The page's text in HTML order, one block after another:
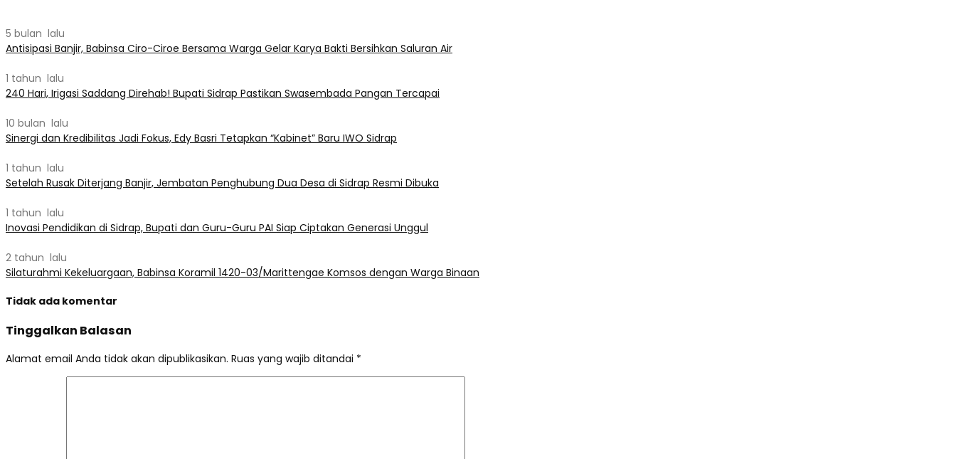
5 bulan lalu
Antisipasi Banjir, Babinsa Ciro-Ciroe Bersama Warga Gelar Karya Bakti Bersihkan Saluran Air
1 tahun lalu
240 Hari, Irigasi Saddang Direhab! Bupati Sidrap Pastikan Swasembada Pangan Tercapai
10 bulan lalu
Sinergi dan Kredibilitas Jadi Fokus, Edy Basri Tetapkan “Kabinet” Baru IWO Sidrap
1 tahun lalu
Setelah Rusak Diterjang Banjir, Jembatan Penghubung Dua Desa di Sidrap Resmi Dibuka
1 tahun lalu
Inovasi Pendidikan di Sidrap, Bupati dan Guru-Guru PAI Siap Ciptakan Generasi Unggul
2 tahun lalu
Silaturahmi Kekeluargaan, Babinsa Koramil 1420-03/Marittengae Komsos dengan Warga Binaan
Tidak ada komentar
Tinggalkan Balasan
Alamat email Anda tidak akan dipublikasikan. Ruas yang wajib ditandai *